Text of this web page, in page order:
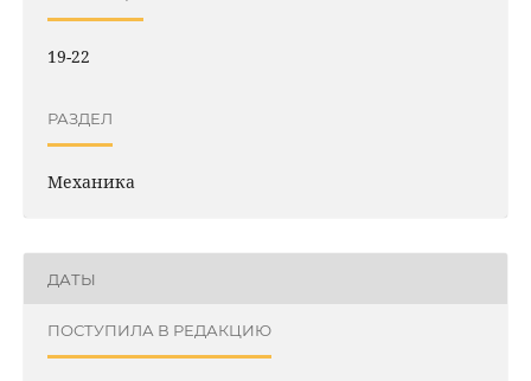
19-22
РАЗДЕЛ
Механика
ДАТЫ
ПОСТУПИЛА В РЕДАКЦИЮ